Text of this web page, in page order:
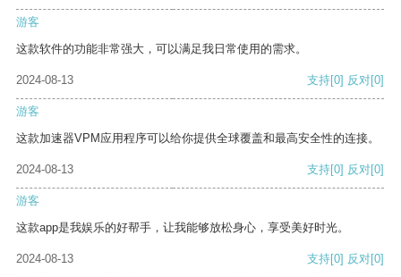
游客
这款软件的功能非常强大，可以满足我日常使用的需求。
2024-08-13 支持[0] 反对[0]
游客
这款加速器VPM应用程序可以给你提供全球覆盖和最高安全性的连接。
2024-08-13 支持[0] 反对[0]
游客
这款app是我娱乐的好帮手，让我能够放松身心，享受美好时光。
2024-08-13 支持[0] 反对[0]